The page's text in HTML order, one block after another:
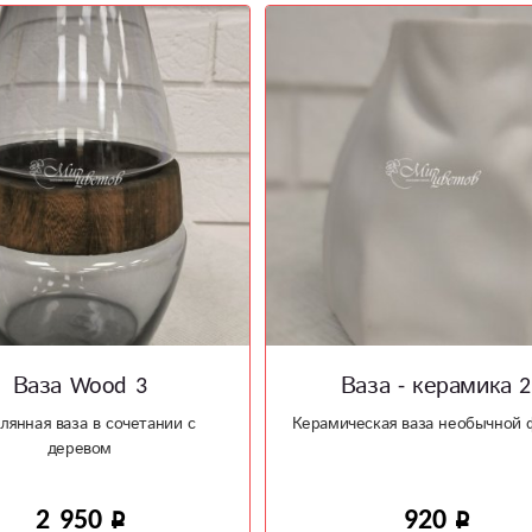
Ваза - керамика 2
ваза необычной формы
920
Коробочка - открытка
Коробочка - открытка ручной
750